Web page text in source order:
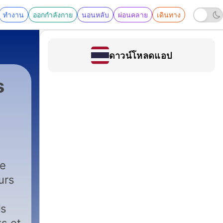
ทำงาน ออกกำลังกาย นอนหลับ ผ่อนคลาย เดินทาง
ดาวน์โหลดแอป